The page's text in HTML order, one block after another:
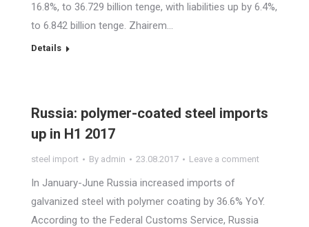
16.8%, to 36.729 billion tenge, with liabilities up by 6.4%,
to 6.842 billion tenge. Zhairem…
Details
Russia: polymer-coated steel imports
up in H1 2017
steel import By admin 23.08.2017 Leave a comment
In January-June Russia increased imports of
galvanized steel with polymer coating by 36.6% YoY.
According to the Federal Customs Service, Russia